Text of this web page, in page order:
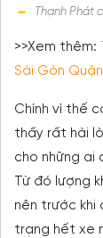
Thạnh Phát
>>Xem thêm:
Sài Gòn Quận
Chính vì thế
thấy rất hài
cho những ai
Từ đó lượng
nên trước khi
trạng hết xe